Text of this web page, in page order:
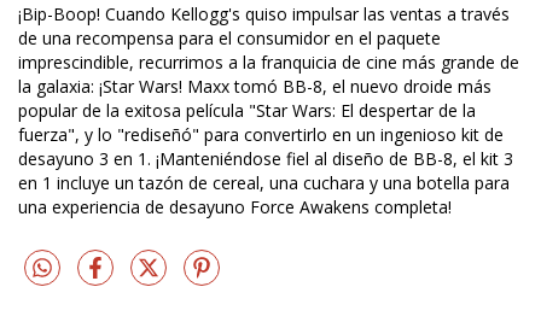
¡Bip-Boop! Cuando Kellogg's quiso impulsar las ventas a través
de una recompensa para el consumidor en el paquete
imprescindible, recurrimos a la franquicia de cine más grande de
la galaxia: ¡Star Wars! Maxx tomó BB-8, el nuevo droide más
popular de la exitosa película "Star Wars: El despertar de la
fuerza", y lo "rediseñó" para convertirlo en un ingenioso kit de
desayuno 3 en 1. ¡Manteniéndose fiel al diseño de BB-8, el kit 3
en 1 incluye un tazón de cereal, una cuchara y una botella para
una experiencia de desayuno Force Awakens completa!